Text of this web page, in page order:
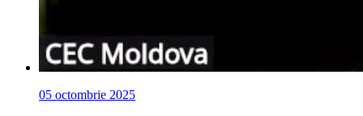
05 octombrie 2025